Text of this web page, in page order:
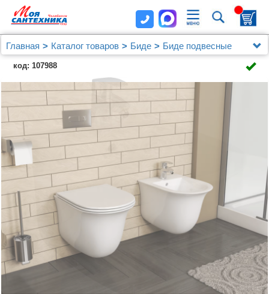
Главная Каталог товаров Биде
Биде подвесные
Биде подвесное Grossman GR-B4412
код: 107988